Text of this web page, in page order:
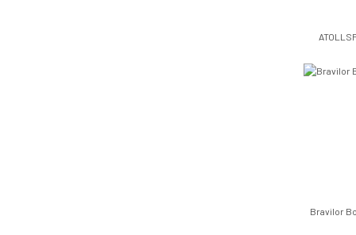
Bravilor